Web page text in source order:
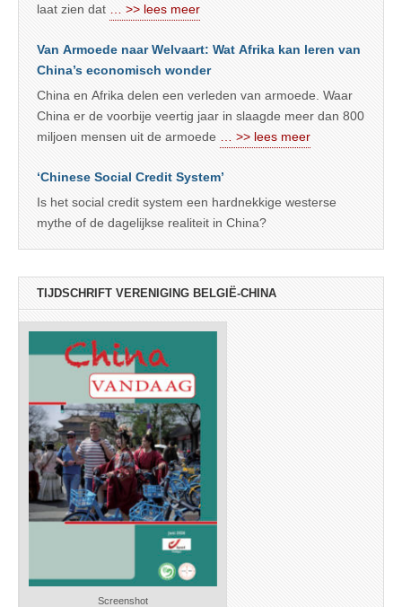
laat zien dat
… >> lees meer
Van Armoede naar Welvaart: Wat Afrika kan leren van
China’s economisch wonder
China en Afrika delen een verleden van armoede. Waar
China er de voorbije veertig jaar in slaagde meer dan 800
miljoen mensen uit de armoede
… >> lees meer
‘Chinese Social Credit System’
Is het social credit system een hardnekkige westerse
mythe of de dagelijkse realiteit in China?
TIJDSCHRIFT VERENIGING BELGIË-CHINA
Screenshot